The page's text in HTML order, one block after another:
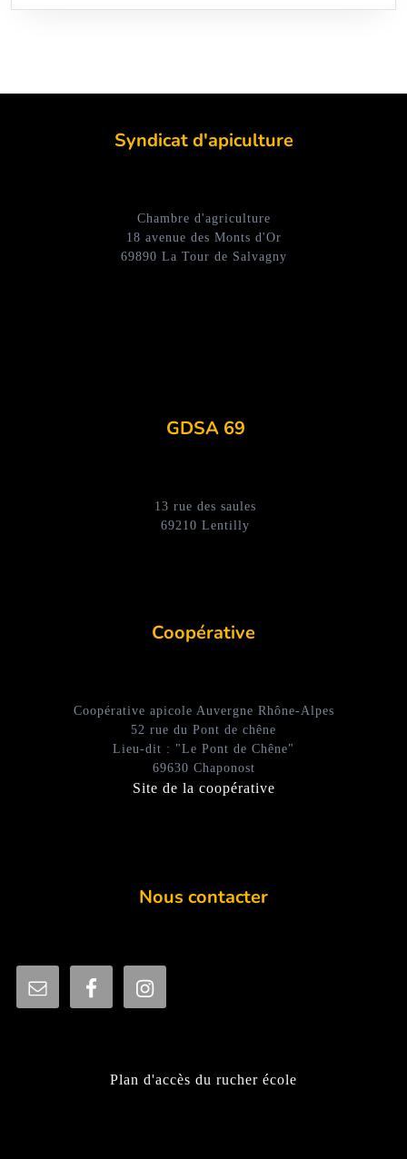
Syndicat d'apiculture
Chambre d'agriculture
18 avenue des Monts d'Or
69890 La Tour de Salvagny
GDSA 69
13 rue des saules
69210 Lentilly
Coopérative
Coopérative apicole Auvergne Rhône-Alpes
52 rue du Pont de chêne
Lieu-dit : "Le Pont de Chêne"
69630 Chaponost
Site de la coopérative
Nous contacter
Plan d'accès du rucher école